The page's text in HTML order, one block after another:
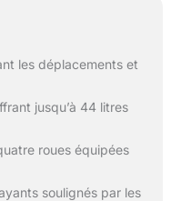
les déplacements et
jusqu’à 44 litres
roues équipées
soulignés par les